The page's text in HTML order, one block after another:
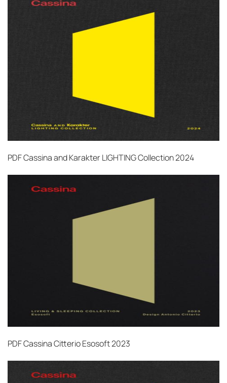
PDFCassina and Karakter LIGHTING Collection 2024
PDFCassina Citterio Esosoft 2023